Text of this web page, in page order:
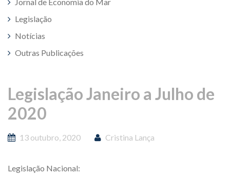
Legislação
Notícias
Outras Publicações
Legislação Janeiro a Julho de
2020
13 outubro, 2020 Cristina Lança
Legislação Nacional: